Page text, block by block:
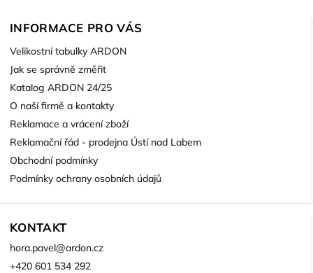
INFORMACE PRO VÁS
Velikostní tabulky ARDON
Jak se správně změřit
Katalog ARDON 24/25
O naší firmě a kontakty
Reklamace a vrácení zboží
Reklamační řád - prodejna Ústí nad Labem
Obchodní podmínky
Podmínky ochrany osobních údajů
KONTAKT
hora.pavel@ardon.cz
+420 601 534 292